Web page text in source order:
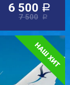
6 500 a
7 500 a